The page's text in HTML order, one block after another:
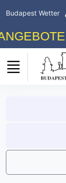
Budapest Wetter